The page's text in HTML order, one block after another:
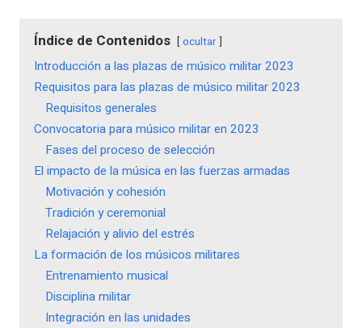
Índice de Contenidos ocultar
Introducción a las plazas de músico militar 2023
Requisitos para las plazas de músico militar 2023
Requisitos generales
Convocatoria para músico militar en 2023
Fases del proceso de selección
El impacto de la música en las fuerzas armadas
Motivación y cohesión
Tradición y ceremonial
Relajación y alivio del estrés
La formación de los músicos militares
Entrenamiento musical
Disciplina militar
Integración en las unidades